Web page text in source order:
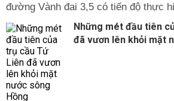
đường Vành đai 3,5 có tiến độ thực
Những mét đầu tiên
đã vươn lên khỏi mặt